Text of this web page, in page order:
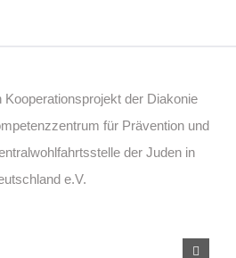
Kooperationsprojekt der Diakonie
für Prävention und
der Juden in
e.V.